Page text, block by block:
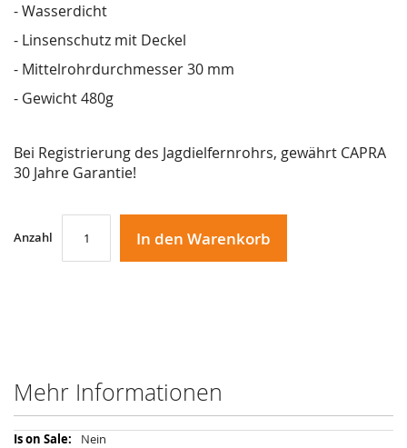
- Wasserdicht
- Linsenschutz mit Deckel
- Mittelrohrdurchmesser 30 mm
- Gewicht 480g
Bei Registrierung des Jagdielfernrohrs, gewährt CAPRA
30 Jahre Garantie!
Anzahl In den Warenkorb
Mehr Informationen
Mehr
Nein